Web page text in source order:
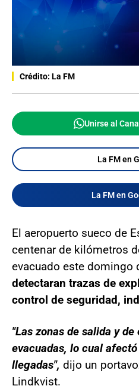
Crédito: La FM
Unirse al
La FM en
La FM en
El aeropuerto sueco de
centenar de kilómetros
evacuado este domingo
detectaran trazas de
control de seguridad,
"Las zonas de salida y
evacuadas, lo cual
llegadas", dijo un
Lindkvist.